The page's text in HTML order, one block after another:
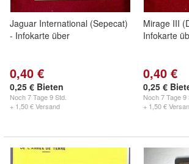
Jaguar International (Sepecat)
- Infokarte über
0,40 €
0,25 € Bieten
Noch7 Tage 9 Std.
+ 1,50 € Versand
Mirage III
Infokarte
0,40 €
0,25 €
Noch7 Tage 9
+ 1,50 €